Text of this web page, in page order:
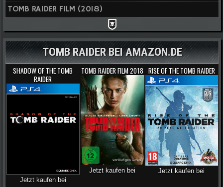
TOMB RAIDER FILM (2018)
TOMB RAIDER BEI AMAZON.DE
SHADOW OF THE TOMB
RAIDER
Jetzt kaufen bei
TOMB RAIDER FILM 2018
Jetzt kaufen bei
RISE OF THE TOMB RAIDER
Jetzt kaufen bei